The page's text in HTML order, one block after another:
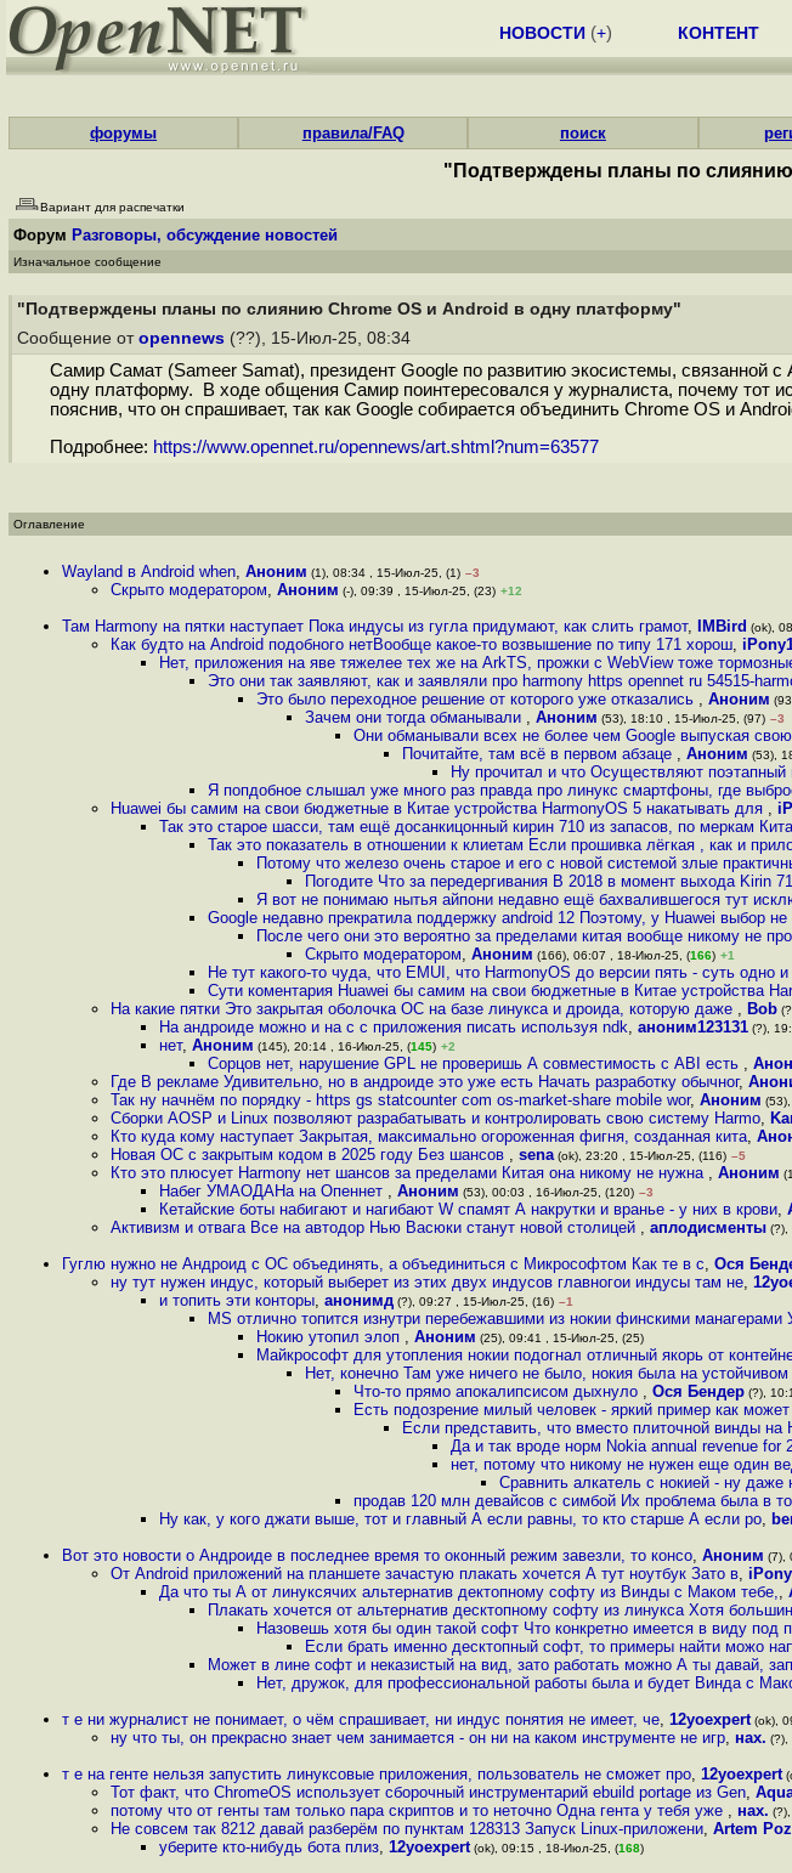
НОВОСТИ (+) КОНТЕНТ
форумы правила/FAQ поиск
"Подтверждены планы по
Вариант для распечатки
Форум Разговоры, обсуждение новостей
Изначальное сообщение
"Подтверждены планы по слиянию Chrome OS и Android в одну платформу"
Сообщение от opennews (??), 15-Июл-25, 08:34
Самир Самат (Sameer Samat), президент Google по развитию экосистемы, связанной
одну платформу. В ходе общения Самир поинтересовался у журналиста, почему тот
пояснив, что он спрашивает, так как Google собирается объединить Chrome OS и
Подробнее: https://www.opennet.ru/opennews/art.shtml?num=63577
Оглавление
Wayland в Android when, Аноним (1), 08:34 , 15-Июл-25, (1) –3
Скрыто модератором, Аноним (-), 09:39 , 15-Июл-25, (23) +12
Там Harmony на пятки наступает Пока индусы из гугла придумают, как слить грамот, IMBird (ok),
Как будто на Android подобного нетВообще какое-то возвышение по типу 171 хорош,
Нет, приложения на яве тяжелее тех же на ArkTS, прожки с WebView тоже
Это они так заявляют, как и заявляли про harmony https opennet ru 54515-
Это было переходное решение от которого уже отказались , Аноним
Зачем они тогда обманывали , Аноним (53), 18:10 , 15-Июл-25, (97) –3
Они обманывали всех не более чем Google выпуская
Почитайте, там всё в первом абзаце , Аноним (53),
Ну прочитал и что Осуществляют
Я попдобное слышал уже много раз правда про линукс смартфоны, где
Huawei бы самим на свои бюджетные в Китае устройства HarmonyOS 5 накатывать для ,
Так это старое шасси, там ещё досанкицонный кирин 710 из запасов, по меркам Кита
Так это показатель в отношении к клиетам Если прошивка лёгкая , как и
Потому что железо очень старое и его с новой системой злые
Погодите Что за передергивания В 2018 в момент выхода Kirin
Я вот не понимаю нытья айпони недавно ещё бахвалившегося тут
Google недавно прекратила поддержку android 12 Поэтому, у Huawei выбор не
После чего они это вероятно за пределами китая вообще никому не
Скрыто модератором, Аноним (166), 06:07 , 18-Июл-25, (166) +1
Не тут какого-то чуда, что EMUI, что HarmonyOS до версии пять - суть одно
Сути коментария Huawei бы самим на свои бюджетные в Китае устройства
На какие пятки Это закрытая оболочка ОС на базе линукса и дроида, которую даже , Bob
На андроиде можно и на c c приложения писать используя ndk, аноним123131 (?),
нет, Аноним (145), 20:14 , 16-Июл-25, (145) +2
Сорцов нет, нарушение GPL не проверишь А совместимость с ABI есть ,
Где В рекламе Удивительно, но в андроиде это уже есть Начать разработку обычног,
Так ну начнём по порядку - https gs statcounter com os-market-share mobile wor, Аноним
Сборки AOSP и Linux позволяют разрабатывать и контролировать свою систему Harmo,
Кто куда кому наступает Закрытая, максимально огороженная фигня, созданная кита,
Новая ОС с закрытым кодом в 2025 году Без шансов , sena (ok), 23:20 , 15-Июл-25, (116) –5
Кто это плюсует Harmony нет шансов за пределами Китая она никому не нужна , Аноним
Набег УМАОДАНа на Опеннет , Аноним (53), 00:03 , 16-Июл-25, (120) –3
Кетайские боты набигают и нагибают W спамят А накрутки и вранье - у них в крови,
Активизм и отвага Все на автодор Нью Васюки станут новой столицей , аплодисменты (?),
Гуглю нужно не Андроид с ОС объединять, а объединиться с Микрософтом Как те в с, Ося
ну тут нужен индус, который выберет из этих двух индусов главногои индусы там не,
и топить эти конторы, анонимд (?), 09:27 , 15-Июл-25, (16) –1
MS отлично топится изнутри перебежавшими из нокии финскими манагерами
Нокию утопил элоп , Аноним (25), 09:41 , 15-Июл-25, (25)
Майкрософт для утопления нокии подогнал отличный якорь от
Нет, конечно Там уже ничего не было, нокия была на
Что-то прямо апокалипсисом дыхнуло , Ося Бендер (?),
Есть подозрение милый человек - яркий пример как
Если представить, что вместо плиточной винды
Да и так вроде норм Nokia annual revenue for
нет, потому что никому не нужен еще один
Сравнить алкатель с нокией - ну
продав 120 млн девайсов с симбой Их проблема была в
Ну как, у кого джати выше, тот и главный А если равны, то кто старше А если ро,
Вот это новости о Андроиде в последнее время то оконный режим завезли, то консо, Аноним (7),
От Android приложений на планшете зачастую плакать хочется А тут ноутбук Зато в,
Да что ты А от линуксячих альтернатив дектопному софту из Винды с Маком тебе,,
Плакать хочется от альтернатив десктопному софту из линукса Хотя
Назовешь хотя бы один такой софт Что конкретно имеется в виду под
Если брать именно десктопный софт, то примеры найти можо
Может в лине софт и неказистый на вид, зато работать можно А ты давай,
Нет, дружок, для профессиональной работы была и будет Винда с
т е ни журналист не понимает, о чём спрашивает, ни индус понятия не имеет, че, 12yoexpert (ok),
ну что ты, он прекрасно знает чем занимается - он ни на каком инструменте не игр, нах. (?),
т е на генте нельзя запустить линуксовые приложения, пользователь не сможет про, 12yoexpert
Тот факт, что ChromeOS использует сборочный инструментарий ebuild portage из Gen,
потому что от генты там только пара скриптов и то неточно Одна гента у тебя уже , нах.
Не совсем так 8212 давай разберём по пунктам 128313 Запуск Linux-приложени, Artem
уберите кто-нибудь бота плиз, 12yoexpert (ok), 09:15 , 18-Июл-25, (168)